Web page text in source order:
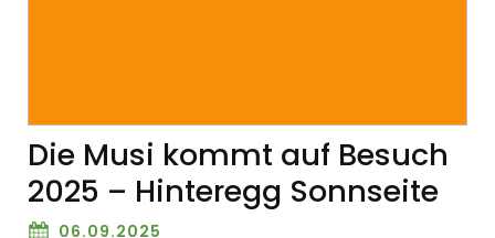
Die Musi kommt auf Besuch
2025 – Hinteregg Sonnseite
06.09.2025